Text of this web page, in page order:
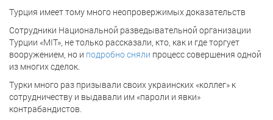
Турция имеет тому много неопровержимых доказательств
Сотрудники Национальной разведывательной организации
Турции «MIT», не только рассказали, кто, как и где торгует
вооружением, но и подробно сняли процесс совершения одной
из многих сделок.
Турки много раз призывали своих украинских «коллег» к
сотрудничеству и выдавали им «пароли и явки»
контрабандистов.